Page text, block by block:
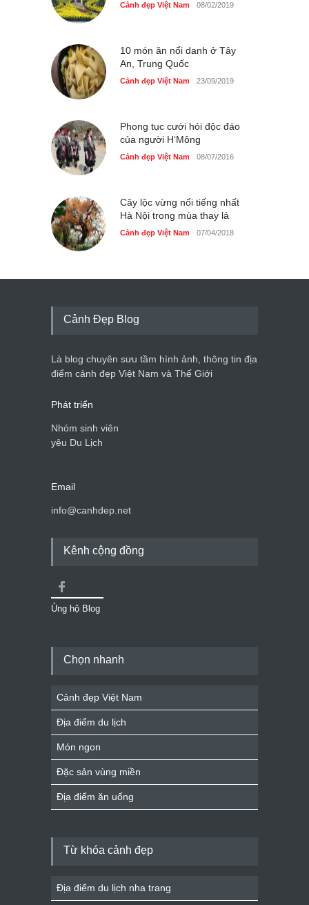
Cảnh đẹp Việt Nam 08/02/2019
10 món ăn nổi danh ở Tây
An, Trung Quốc
Cảnh đẹp Việt Nam 23/09/2019
Phong tục cưới hỏi độc đáo
của người H‘Mông
Cảnh đẹp Việt Nam 08/07/2016
Cây lộc vừng nổi tiếng nhất
Hà Nội trong mùa thay lá
Cảnh đẹp Việt Nam 07/04/2018
Cảnh Đẹp Blog
Là blog chuyên sưu tầm hình ảnh, thông tin địa
điểm cảnh đẹp Việt Nam và Thế Giới
Phát triển
Nhóm sinh viên
yêu Du Lịch
Email
info@canhdep.net
Kênh cộng đồng
Ủng hộ Blog
Chọn nhanh
Cảnh đẹp Việt Nam
Địa điểm du lịch
Món ngon
Đặc sản vùng miền
Địa điểm ăn uống
Từ khóa cảnh đẹp
Địa điểm du lịch nha trang